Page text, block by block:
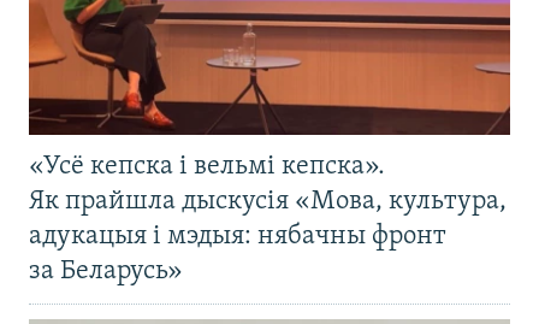
«Усё кепска і вельмі кепска».
Як прайшла дыскусія «Мова, культура,
адукацыя і мэдыя: нябачны фронт
за Беларусь»